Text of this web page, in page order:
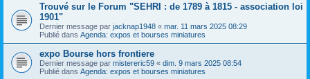
Trouvé sur le Forum "SEHRI : de 1789 à 1815 - association loi
1901"
Dernier message par jacknap1948 « mar. 11 mars 2025 08:29
Publié dans Agenda: expos et bourses miniatures
expo Bourse hors frontiere
Dernier message par mistereric59 « dim. 9 mars 2025 08:54
Publié dans Agenda: expos et bourses miniatures